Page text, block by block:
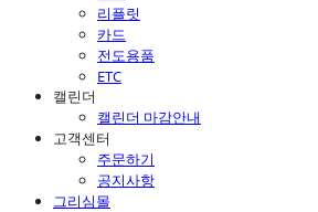
리플릿
카드
전도용품
ETC
캘린더
캘린더 마감안내
고객센터
주문하기
공지사항
그리심몰